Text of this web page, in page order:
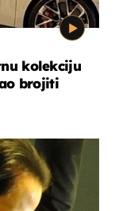
kolekciju
brojiti